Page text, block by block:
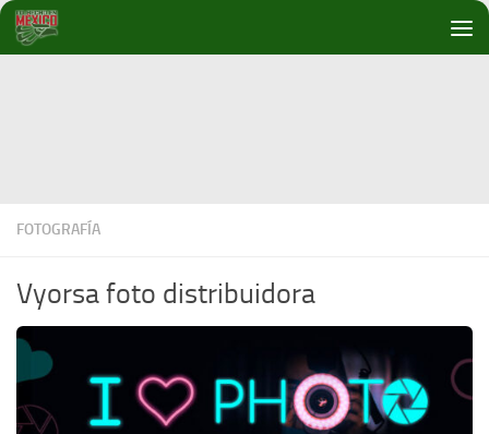
Debajo del contenido
FOTOGRAFÍA
Vyorsa foto distribuidora